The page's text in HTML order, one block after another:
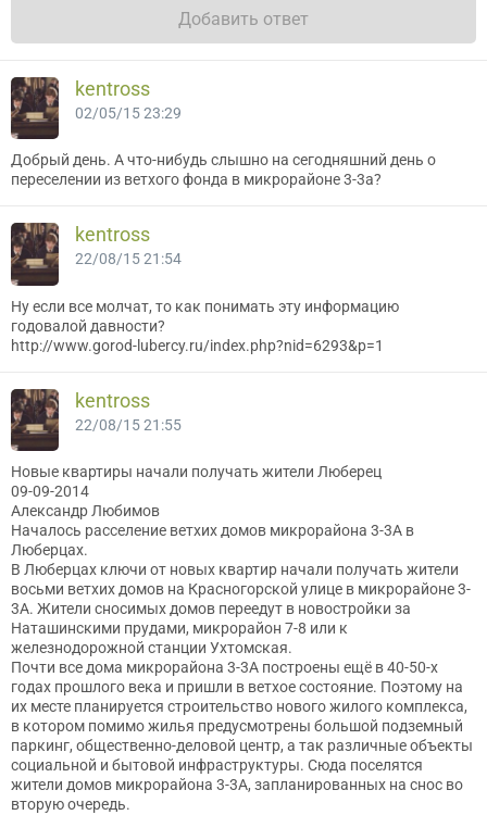
Добавить ответ
kentross
02/05/15 23:29
Добрый день. А что-нибудь слышно на сегодняшний день о
переселении из ветхого фонда в микрорайоне 3-3а?
kentross
22/08/15 21:54
Ну если все молчат, то как понимать эту информацию
годовалой давности?
http://www.gorod-lubercy.ru/index.php?nid=6293&p=1
kentross
22/08/15 21:55
Новые квартиры начали получать жители Люберец
09-09-2014
Александр Любимов
Началось расселение ветхих домов микрорайона 3-3А в
Люберцах.
В Люберцах ключи от новых квартир начали получать жители
восьми ветхих домов на Красногорской улице в микрорайоне 3-
3А. Жители сносимых домов переедут в новостройки за
Наташинскими прудами, микрорайон 7-8 или к
железнодорожной станции Ухтомская.
Почти все дома микрорайона 3-3А построены ещё в 40-50-х
годах прошлого века и пришли в ветхое состояние. Поэтому на
их месте планируется строительство нового жилого комплекса,
в котором помимо жилья предусмотрены большой подземный
паркинг, общественно-деловой центр, а так различные объекты
социальной и бытовой инфраструктуры. Сюда поселятся
жители домов микрорайона 3-3А, запланированных на снос во
вторую очередь.